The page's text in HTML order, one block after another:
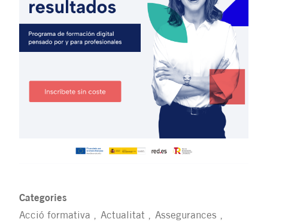
Categories
Acció formativa
Actualitat
Assegurances